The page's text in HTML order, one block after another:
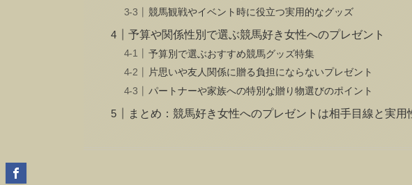
競馬観戦やイベント時に役立つ実用的なグッズ
予算や関係性別で選ぶ競馬好き女性へのプレゼント
予算別で選ぶおすすめ競馬グッズ特集
片思いや友人関係に贈る負担にならないプレゼント
パートナーや家族への特別な贈り物選びのポイント
まとめ：競馬好き女性へのプレゼントは相手目線と実用